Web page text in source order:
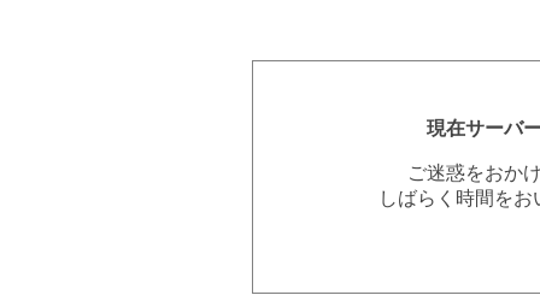
現在サーバ
ご迷惑をおか
しばらく時間を